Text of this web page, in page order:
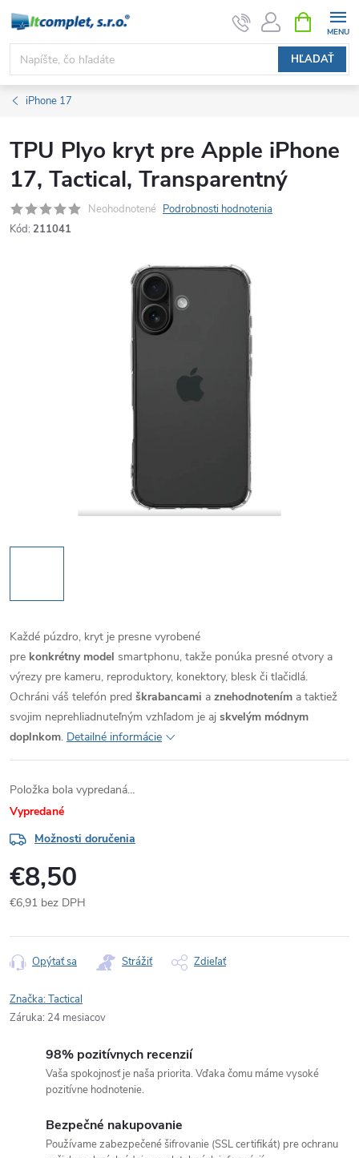
Prejsť
obsah
HĽADAŤ
KOŠÍK
iPhone 17
TPU Plyo kryt pre Apple iPhone
17, Tactical, Transparentný
Neohodnotené Podrobnosti hodnotenia
Kód: 211041
Každé púzdro, kryt je presne vyrobené
pre konkrétny model smartphonu, takže ponúka presné otvory a
výrezy pre kameru, reproduktory, konektory, blesk či tlačidlá.
Ochráni váš telefón pred škrabancami a znehodnotením a taktiež
svojim neprehliadnuteľným vzhľadom je aj skvelým módnym
doplnkom. Detailné informácie
Položka bola vypredaná…
Vypredané
Možnosti doručenia
€8,50
€6,91 bez DPH
cena:
Opýtať sa Strážiť Zdieľať
Značka:Tactical
Záruka: 24 mesiacov
98% pozitívnych recenzií
Vaša spokojnosť je naša priorita. Vďaka čomu máme vysoké
pozitívne hodnotenie.
Bezpečné nakupovanie
Používame zabezpečené šifrovanie (SSL certifikát) pre ochranu